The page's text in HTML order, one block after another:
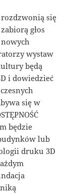
się
głos
wystaw
będą
i dowiedzieć
się w
będzie
lub
druku 3D